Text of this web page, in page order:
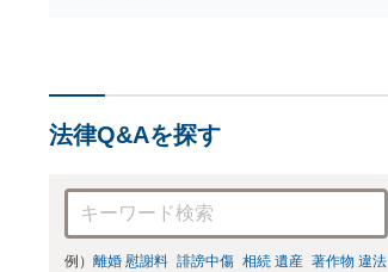
法律Q&Aを探す
例） 離婚 慰謝料 誹謗中傷 相続 遺産 著作物 違法